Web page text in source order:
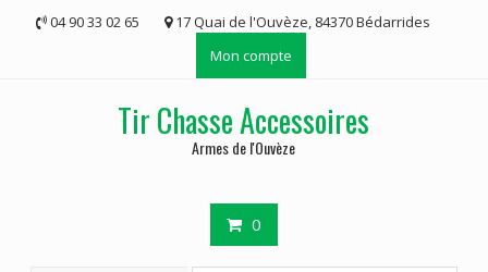
04 90 33 02 65
17 Quai de l'Ouvèze, 84370 Bédarrides
Mon compte
Tir Chasse Accessoires
Armes de l'Ouvèze
0